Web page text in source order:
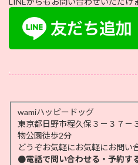
.
wamiハッピードッグ
東京都日野市程久保３－３７－
物公園徒歩2分
どうぞお気軽にお気軽にお問い
●電話で問い合わせる・予約す